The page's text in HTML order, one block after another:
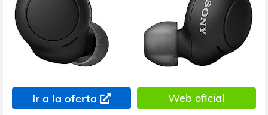
Ir a la oferta Web oficial